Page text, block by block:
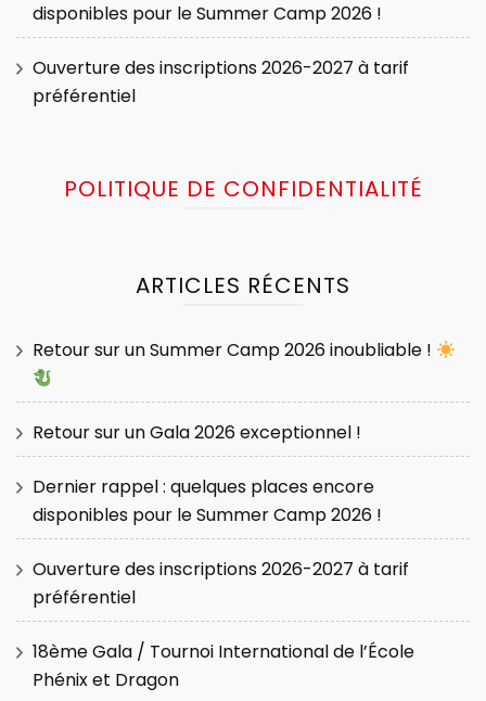
disponibles pour le Summer Camp 2026 !
Ouverture des inscriptions 2026-2027 à tarif
préférentiel
POLITIQUE DE CONFIDENTIALITÉ
ARTICLES RÉCENTS
Retour sur un Summer Camp 2026 inoubliable !
Retour sur un Gala 2026 exceptionnel !
Dernier rappel : quelques places encore
disponibles pour le Summer Camp 2026 !
Ouverture des inscriptions 2026-2027 à tarif
préférentiel
18ème Gala / Tournoi International de l’École
Phénix et Dragon